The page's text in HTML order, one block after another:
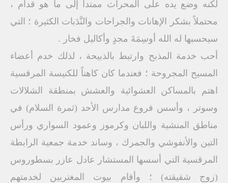
لكنه وضع يده على المحراث ممتداً إلى ما هو قدام ،
محتملاً بشكر الإهانات والجراحات والنَّدَبات الكثيرة ؛ التي
سيحسبها له الله أوسِمَةَ مجدٍ وأكاليل فخار .
أحب خدمة المذبح وارتبط بالذبيحة ، لذلك خدم أعضاء
المسيح المجروحة ؛ فعندما كان كاهناً للكنيسة المرقسية
اهتم بالمساكن العشوائية والعشش بمنطقة الشلالات
وسوتر ، وأسس فروع مدارس الأحد (ثمرة السلام) في
مناطق المنشية واللبان وكرموز وعمود السواري ورأس
التين والأنفوشي والجمرك ، وساند خدمة جمعية الرابطة
المرقسية التي أسسها المستشار عادل عازر بسطوروس
(زوج شقيقته) ؛ وأقام بيوت المغتربين لخدمتهم